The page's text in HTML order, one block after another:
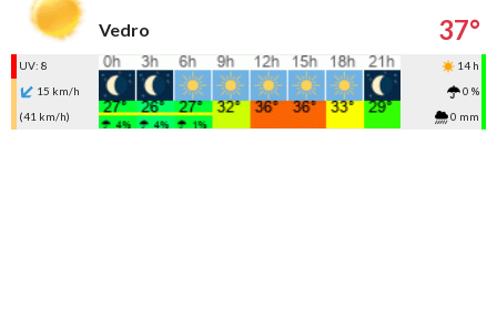
Vedro
37°
UV: 8
14 h
15 km/h
0 %
(41 km/h)
0 mm